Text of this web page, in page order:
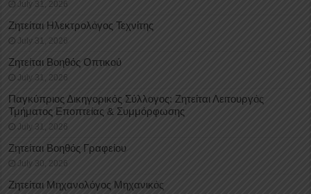
July 31, 2026
Ζητείται Ηλεκτρολόγος Τεχνίτης
July 31, 2026
Ζητείται Βοηθός Οπτικού
July 31, 2026
Παγκύπριος Δικηγορικός Σύλλογος: Ζητείται Λειτουργός
Τμήματος Εποπτείας & Συμμόρφωσης
July 31, 2026
Ζητείται Βοηθός Γραφείου
July 30, 2026
Ζητείται Μηχανολόγος Μηχανικός